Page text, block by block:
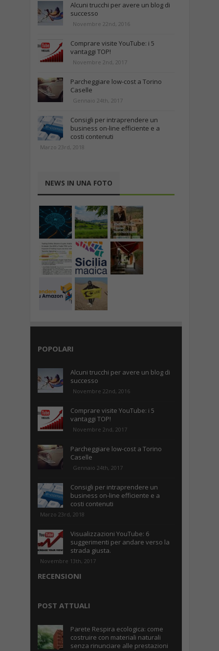
Alcuni trucchi per avere un blog di
successo
Novembre 22nd, 2016
Comprare visite YouTube: i 5
vantaggi TOP!
Novembre 2nd, 2017
Parcheggiare low-cost a Torino
Caselle
Gennaio 24th, 2017
Consigli per intraprendere un
business on-line efficiente e a
costi contenuti
Marzo 23rd, 2018
NEWS IN UNA FOTO
POPOLARI
Alcuni trucchi per avere un blog di
successo
Novembre 22nd, 2016
Comprare visite YouTube: i 5
vantaggi TOP!
Novembre 2nd, 2017
Parcheggiare low-cost a Torino
Caselle
Gennaio 24th, 2017
Consigli per intraprendere un
business on-line efficiente e a
costi contenuti
Marzo 23rd, 2018
Visualizzazioni YouTube: 6
suggerimenti per andare verso la
strada giusta.
Novembre 13th, 2017
RECENSIONI
POST ATTUALI
Parete Respira ecologica: come
costruire con materiali naturali
senza rinunciare alle prestazioni